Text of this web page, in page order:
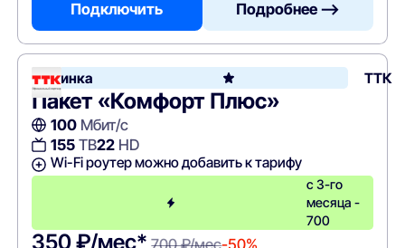
Подключить Подробнее —>
Новинка ТТК
Пакет «Комфорт Плюс»
100Мбит/с
155ТВ22HD
Wi-Fi роутер можно добавить к тарифу
с 3-го
месяца -
700
350 ₽/мес* 700 ₽/мес-50%